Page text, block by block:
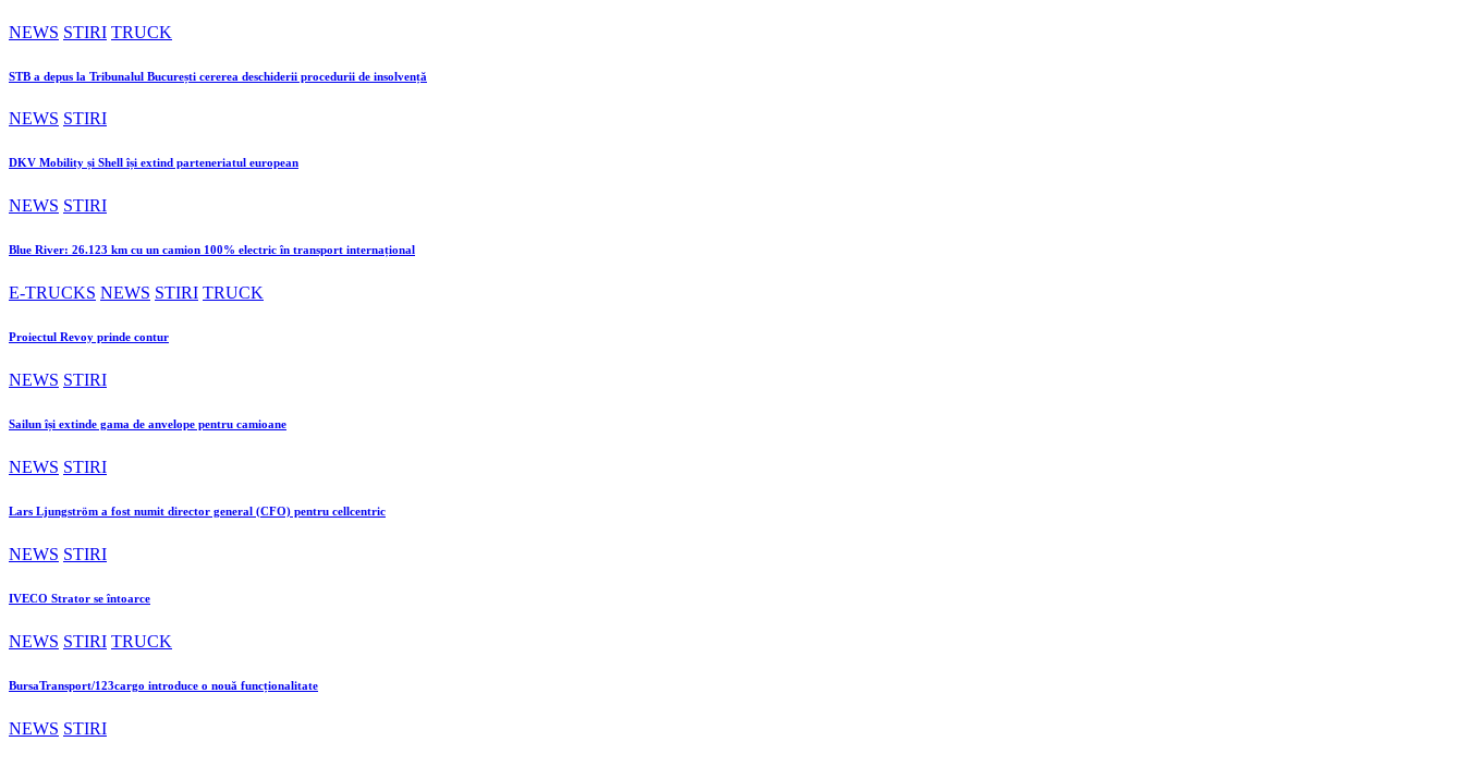
NEWS STIRI TRUCK
STB a depus la Tribunalul București cererea deschiderii procedurii de insolvență
NEWS STIRI
DKV Mobility și Shell își extind parteneriatul european
NEWS STIRI
Blue River: 26.123 km cu un camion 100% electric în transport internațional
E-TRUCKS NEWS STIRI TRUCK
Proiectul Revoy prinde contur
NEWS STIRI
Sailun își extinde gama de anvelope pentru camioane
NEWS STIRI
Lars Ljungström a fost numit director general (CFO) pentru cellcentric
NEWS STIRI
IVECO Strator se întoarce
NEWS STIRI TRUCK
BursaTransport/123cargo introduce o nouă funcționalitate
NEWS STIRI